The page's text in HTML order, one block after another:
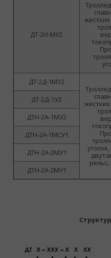
ДТ-2И-МУ2
ДТ-2Д-1МУ2
ДТ-2Д-1У2
ДТН-2А-1МУ2
ДТН-2А-1МСУ1
ДТН-2А-2МУ1
ДТН-2А-2МУ1